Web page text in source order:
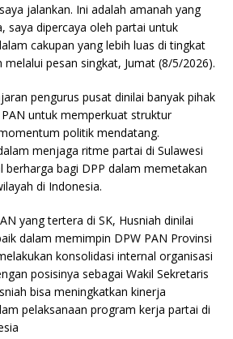
jalankan. Ini adalah amanah yang
saya dipercaya oleh partai untuk
cakupan yang lebih luas di tingkat
melalui pesan singkat, Jumat (8/5/2026).
pengurus pusat dinilai banyak pihak
untuk memperkuat struktur
politik mendatang.
menjaga ritme partai di Sulawesi
berharga bagi DPP dalam memetakan
di Indonesia.
yang tertera di SK, Husniah dinilai
dalam memimpin DPW PAN Provinsi
konsolidasi internal organisasi
posisinya sebagai Wakil Sekretaris
bisa meningkatkan kinerja
pelaksanaan program kerja partai di